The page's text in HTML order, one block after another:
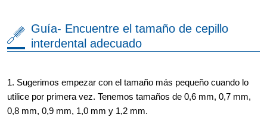
Guía- Encuentre el tamaño de cepillo
interdental adecuado
1. Sugerimos empezar con el tamaño más pequeño cuando lo
utilice por primera vez. Tenemos tamaños de 0,6 mm, 0,7 mm,
0,8 mm, 0,9 mm, 1,0 mm y 1,2 mm.